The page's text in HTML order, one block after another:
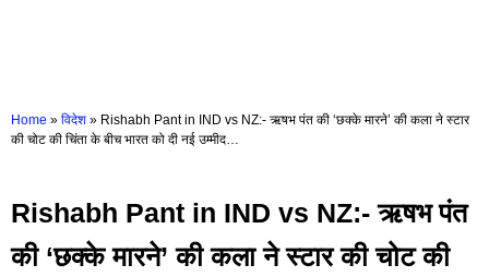
Home » विदेश » Rishabh Pant in IND vs NZ:- ऋषभ पंत की ‘छक्के मारने’ की कला ने स्टार
की चोट की चिंता के बीच भारत को दी नई उम्मीद…
Rishabh Pant in IND vs NZ:- ऋषभ पंत
की ‘छक्के मारने’ की कला ने स्टार की चोट की